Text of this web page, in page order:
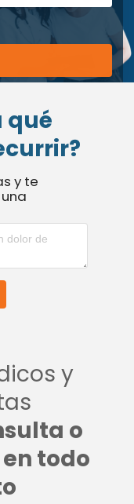
qué
y te
y
o
todo